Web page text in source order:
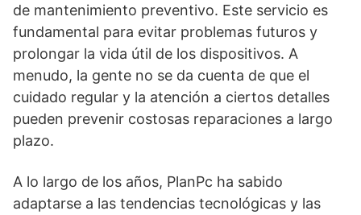
de mantenimiento preventivo. Este servicio es
fundamental para evitar problemas futuros y
prolongar la vida útil de los dispositivos. A
menudo, la gente no se da cuenta de que el
cuidado regular y la atención a ciertos detalles
pueden prevenir costosas reparaciones a largo
plazo.
A lo largo de los años, PlanPc ha sabido
adaptarse a las tendencias tecnológicas y las